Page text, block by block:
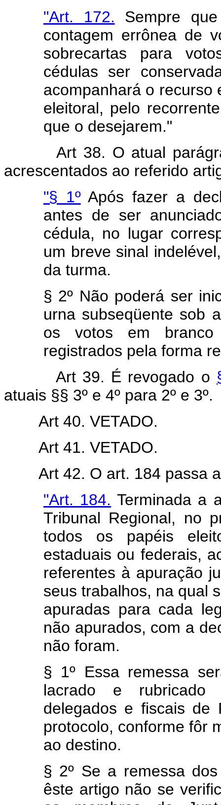
"Art. 172. Sempre
contagem errônea de
sobrecartas para
cédulas ser
acompanhará o recurso
eleitoral, pelo
que o desejarem."
Art 38. O atual
acrescentados ao referido
"§ 1ºApós fazer a
antes de ser
cédula, no lugar
um breve sinal
da turma.
§ 2º Não poderá ser
urna subseqüente sob
os votos em
registrados pela forma
Art 39. É revogado o
atuais §§ 3º e 4º para 2º e 3º.
Art 40. VETADO.
Art 41. VETADO.
Art 42. O art. 184 passa
"Art. 184. Terminada a
Tribunal Regional, no
todos os papéis
estaduais ou federais,
referentes à apuração
seus trabalhos, na qual
apuradas para cada
não apurados, com a
não foram.
§ 1º Essa remessa
lacrado e rubricado
delegados e fiscais de
protocolo, conforme fôr
ao destino.
§ 2º Se a remessa
êste artigo não se